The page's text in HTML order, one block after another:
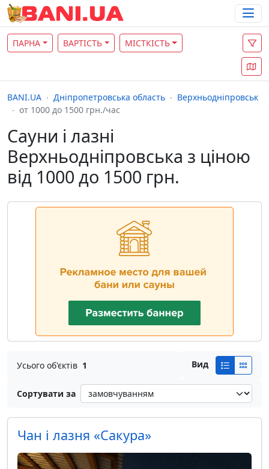
ПАРНА ВАРТІСТЬ МІСТКІСТЬ
BANI.UA Дніпропетровська область
Верхньодніпровськ
от 1000 до 1500 грн./час
Сауни і лазні
Верхньодніпровська з ціною
від 1000 до 1500 грн.
Усього об'єктів 1 Вид
Сортувати за
Чан і лазня «Сакура»